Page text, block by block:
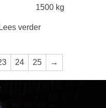
1500 kg
Lees verder
24 25 →